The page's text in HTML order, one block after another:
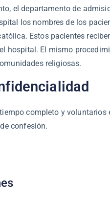
el departamento de
los nombres de los
Estos pacientes
hospital. El mismo
religiosas.
completo y voluntarios
confesión.